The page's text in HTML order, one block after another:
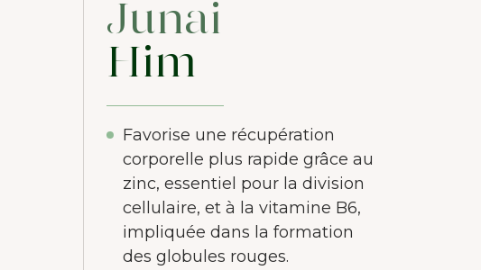
Junai
Him
Favorise une récupération
corporelle plus rapide grâce au
zinc, essentiel pour la division
cellulaire, et à la vitamine B6,
impliquée dans la formation
des globules rouges.